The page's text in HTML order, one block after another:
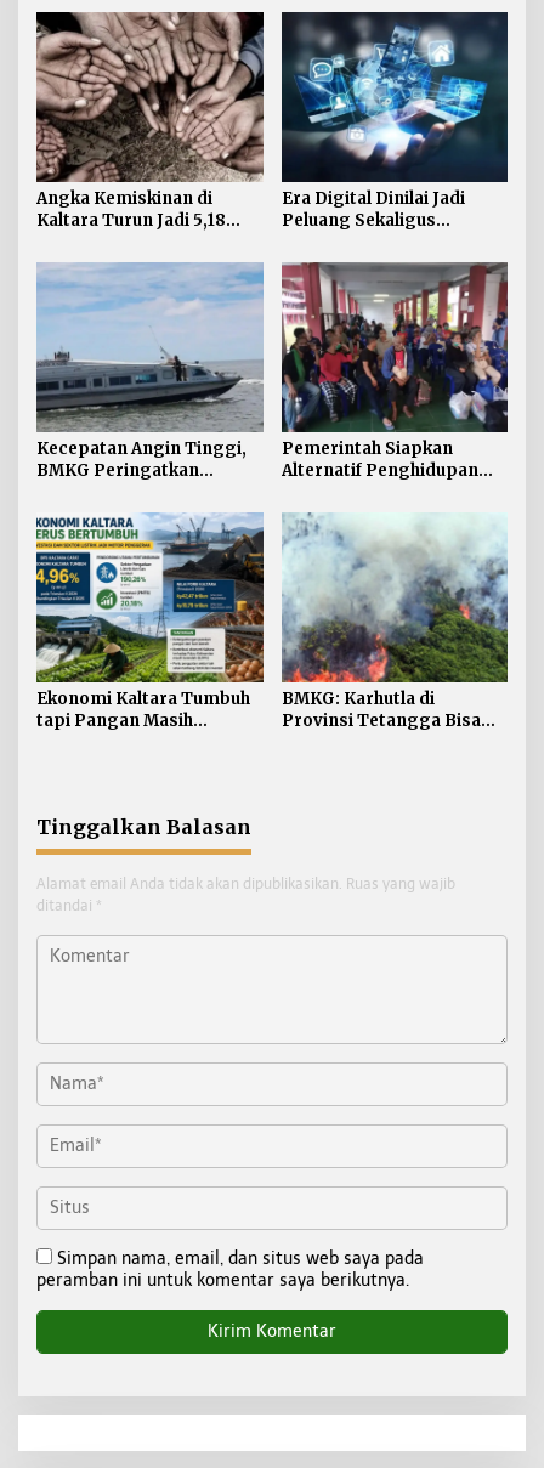
Angka Kemiskinan di
Kaltara Turun Jadi 5,18
dan Keparahan Justru
Meningkat
Era Digital Dinilai Jadi
Peluang Sekaligus
Kembang Anak
Kecepatan Angin Tinggi,
BMKG Peringatkan
Mengintai Perairan
Kaltara
Pemerintah Siapkan
Alternatif Penghidupan
Dideportasi
Ekonomi Kaltara Tumbuh
tapi Pangan Masih
BMKG: Karhutla di
Provinsi Tetangga Bisa
Tinggalkan Balasan
Alamat email Anda tidak akan dipublikasikan. Ruas yang wajib
ditandai *
Simpan nama, email, dan situs web saya pada
peramban ini untuk komentar saya berikutnya.